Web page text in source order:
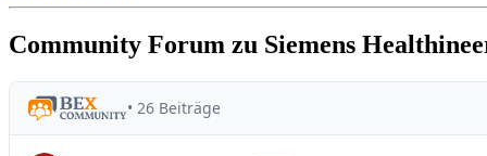
Community Forum zu Siemens